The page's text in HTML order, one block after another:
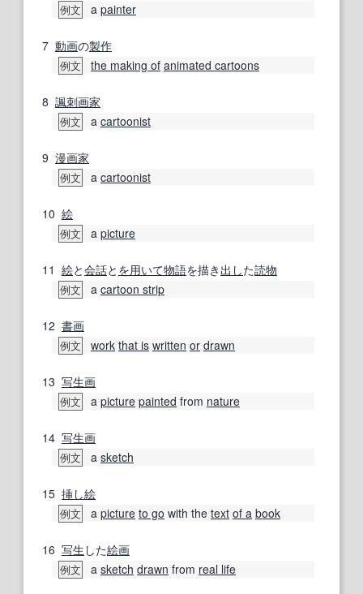
例文 a painter
7 動画の製作
例文 the making of animated cartoons
8 諷刺画家
例文 a cartoonist
9 漫画家
例文 a cartoonist
10 絵
例文 a picture
11 絵と会話と を用いて物語を描き 出した読物
例文 a cartoon strip
12 書画
例文 work that is written or drawn
13 写生画
例文 a picture painted from nature
14 写生画
例文 a sketch
15 挿し絵
例文 a picture to go with the text of a book
16 写生 した絵画
例文 a sketch drawn from real life